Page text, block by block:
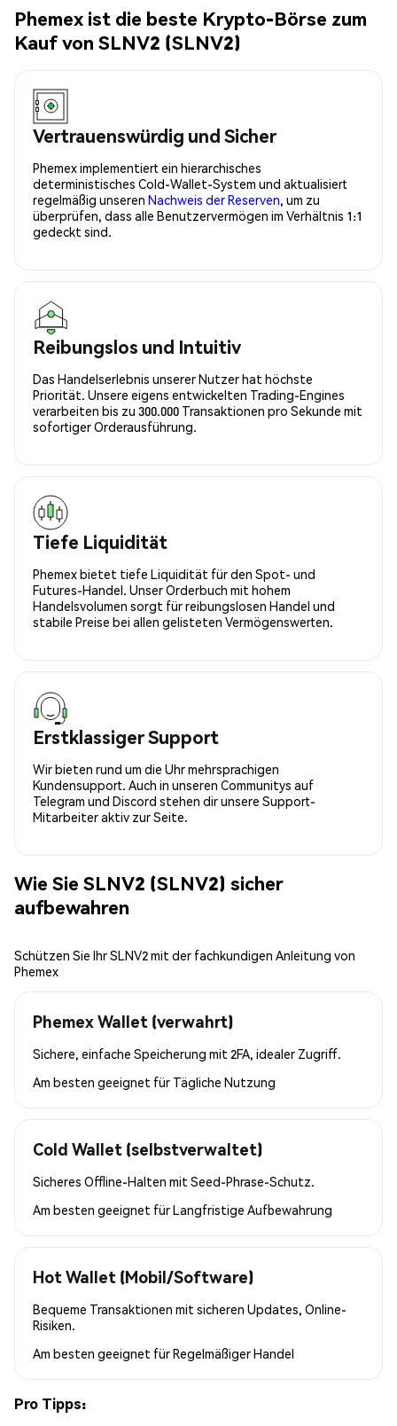
Phemex ist die beste Krypto-Börse zum
Kauf von SLNV2 (SLNV2)
Vertrauenswürdig und Sicher
Phemex implementiert ein hierarchisches
deterministisches Cold-Wallet-System und aktualisiert
regelmäßig unseren Nachweis der Reserven, um zu
überprüfen, dass alle Benutzervermögen im Verhältnis 1:1
gedeckt sind.
Reibungslos und Intuitiv
Das Handelserlebnis unserer Nutzer hat höchste
Priorität. Unsere eigens entwickelten Trading-Engines
verarbeiten bis zu 300.000 Transaktionen pro Sekunde mit
sofortiger Orderausführung.
Tiefe Liquidität
Phemex bietet tiefe Liquidität für den Spot- und
Futures-Handel. Unser Orderbuch mit hohem
Handelsvolumen sorgt für reibungslosen Handel und
stabile Preise bei allen gelisteten Vermögenswerten.
Erstklassiger Support
Wir bieten rund um die Uhr mehrsprachigen
Kundensupport. Auch in unseren Communitys auf
Telegram und Discord stehen dir unsere Support-
Mitarbeiter aktiv zur Seite.
Wie Sie SLNV2 (SLNV2) sicher
aufbewahren
Schützen Sie Ihr SLNV2 mit der fachkundigen Anleitung von
Phemex
Phemex Wallet (verwahrt)
Sichere, einfache Speicherung mit 2FA, idealer Zugriff.
Am besten geeignet für Tägliche Nutzung
Cold Wallet (selbstverwaltet)
Sicheres Offline-Halten mit Seed-Phrase-Schutz.
Am besten geeignet fürLangfristige Aufbewahrung
Hot Wallet (Mobil/Software)
Bequeme Transaktionen mit sicheren Updates, Online-
Risiken.
Am besten geeignet fürRegelmäßiger Handel
Pro Tipps: